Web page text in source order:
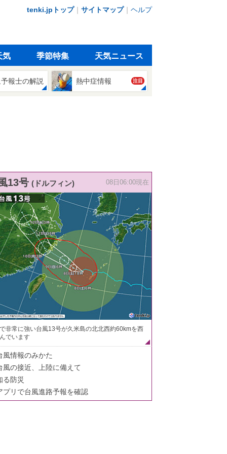
tenki.jpトップ｜ サイトマップ｜ ヘルプ
気 季節特集 天気ニュース
報士の解説 熱中症情報 注目
13号 (ドルフィン) 08日06:00現在
非常に強い台風13号が久米島の北北西約60kmを西
でいます
風情報のみかた
風の接近、上陸に備えて
る防災
プリで台風進路予報を確認